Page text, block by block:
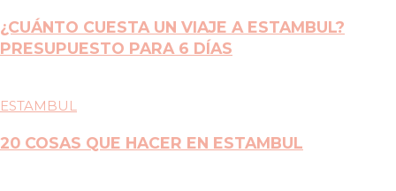
¿CUÁNTO CUESTA UN VIAJE A ESTAMBUL?
PRESUPUESTO PARA 6 DÍAS
ESTAMBUL
20 COSAS QUE HACER EN ESTAMBUL